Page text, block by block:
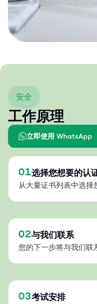
安全
工作原理
立即使用 WhatsApp
01选择您想要的认
从大量证书列表中选择
02与我们联系
您的下一步将与我们联
03考试安排